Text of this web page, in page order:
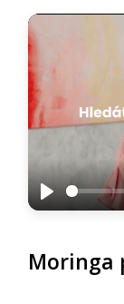
Play
Moringa